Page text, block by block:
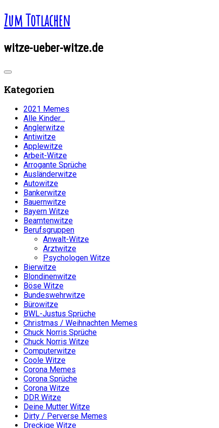
Zum Totlachen
witze-ueber-witze.de
Kategorien
2021 Memes
Alle Kinder…
Anglerwitze
Antiwitze
Applewitze
Arbeit-Witze
Arrogante Sprüche
Ausländerwitze
Autowitze
Bankerwitze
Bauernwitze
Bayern Witze
Beamtenwitze
Berufsgruppen
Anwalt-Witze
Arztwitze
Psychologen Witze
Bierwitze
Blondinenwitze
Böse Witze
Bundeswehrwitze
Bürowitze
BWL-Justus Sprüche
Christmas / Weihnachten Memes
Chuck Norris Sprüche
Chuck Norris Witze
Computerwitze
Coole Witze
Corona Memes
Corona Sprüche
Corona Witze
DDR Witze
Deine Mutter Witze
Dirty / Perverse Memes
Dreckige Witze